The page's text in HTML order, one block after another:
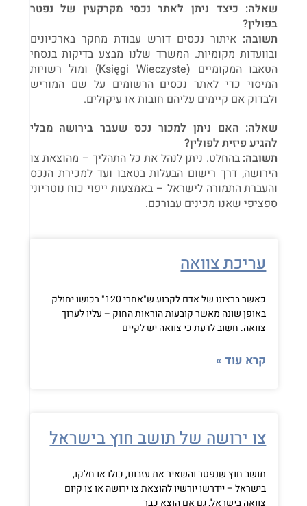
שאלה: כיצד ניתן לאתר נכסי מקרקעין של נפטר
בפולין?
תשובה: איתור נכסים דורש עבודת מחקר בארכיונים
ובוועדות מקומיות. המשרד שלנו מבצע בדיקות בנסחי
הטאבו המקומיים (Księgi Wieczyste) ומול רשויות
המיסוי כדי לאתר נכסים הרשומים על שם המוריש
ולבדוק אם קיימים עליהם חובות או עיקולים.
שאלה: האם ניתן למכור נכס שעבר בירושה מבלי
להגיע פיזית לפולין?
תשובה: בהחלט. ניתן לנהל את כל התהליך – מהוצאת צו
הירושה, דרך רישום הבעלות בטאבו ועד למכירת הנכס
והעברת התמורה לישראל – באמצעות ייפוי כוח נוטריוני
ספציפי שאנו מכינים עבורכם.
עריכת צוואה
כאשר ברצונו של אדם לקבוע ש"אחרי 120" רכושו יחולק
באופן שונה מאשר קובעות הוראות החוק – עליו לערוך
צוואה. חשוב לדעת כי צוואה יש לקיים
קרא עוד »
צו ירושה של תושב חוץ בישראל
תושב חוץ שנפטר והשאיר את עזבונו, כולו או חלקו,
בישראל – יידרשו יורשיו להוצאת צו ירושה או צו קיום